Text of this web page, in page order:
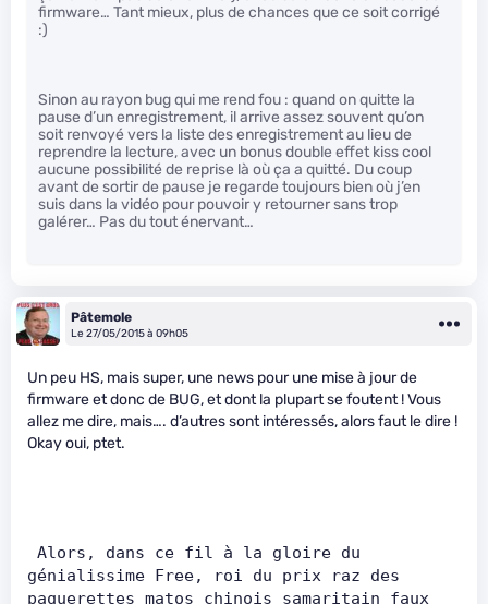
firmware… Tant mieux, plus de chances que ce soit corrigé
:)
Sinon au rayon bug qui me rend fou : quand on quitte la
pause d’un enregistrement, il arrive assez souvent qu’on
soit renvoyé vers la liste des enregistrement au lieu de
reprendre la lecture, avec un bonus double effet kiss cool
aucune possibilité de reprise là où ça a quitté. Du coup
avant de sortir de pause je regarde toujours bien où j’en
suis dans la vidéo pour pouvoir y retourner sans trop
galérer… Pas du tout énervant…
Pâtemole
Le 27/05/2015 à 09h05
Un peu HS, mais super, une news pour une mise à jour de
firmware et donc de BUG, et dont la plupart se foutent ! Vous
allez me dire, mais…. d’autres sont intéressés, alors faut le dire !
Okay oui, ptet.
génialissime Free, roi du prix raz des
paquerettes matos chinois samaritain faux